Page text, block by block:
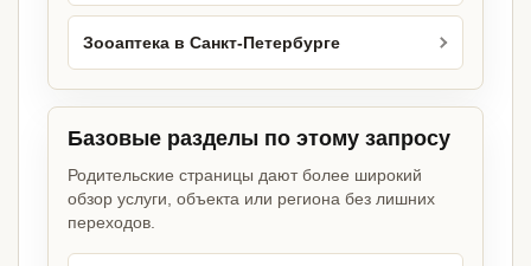
Зооаптека в Санкт-Петербурге
Базовые разделы по этому запросу
Родительские страницы дают более широкий
обзор услуги, объекта или региона без лишних
переходов.